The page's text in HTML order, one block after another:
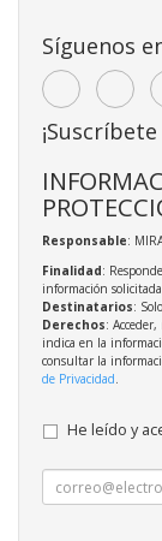
Síguenos
Responsable:
Finalidad:
información
Destinatarios:
Derechos:
indica en la
consultar la
de Privacidad.
He leído y